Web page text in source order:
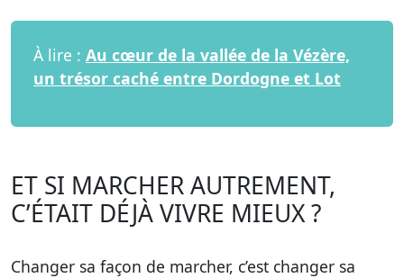
À lire : Au cœur de la vallée de la Vézère,
un trésor caché entre Dordogne et Lot
ET SI MARCHER AUTREMENT,
C’ÉTAIT DÉJÀ VIVRE MIEUX ?
Changer sa façon de marcher, c’est changer sa